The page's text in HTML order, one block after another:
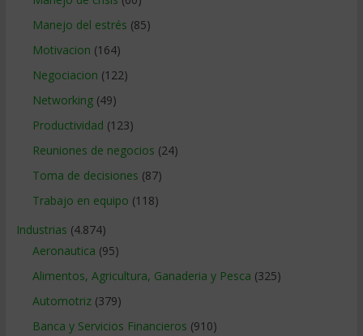
Manejo del estrés (85)
Motivacion (164)
Negociacion (122)
Networking(49)
Productividad (123)
Reuniones de negocios (24)
Toma de decisiones (87)
Trabajo en equipo (118)
Industrias (4.874)
Aeronautica (95)
Alimentos, Agricultura, Ganaderia y Pesca (325)
Automotriz(379)
Banca y Servicios Financieros (910)